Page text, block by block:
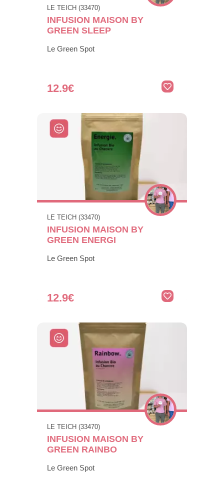
LE TEICH (33470)
INFUSION MAISON BY
GREEN SLEEP
Le Green Spot
12.9€
LE TEICH (33470)
INFUSION MAISON BY
GREEN ENERGI
Le Green Spot
12.9€
LE TEICH (33470)
INFUSION MAISON BY
GREEN RAINBO
Le Green Spot